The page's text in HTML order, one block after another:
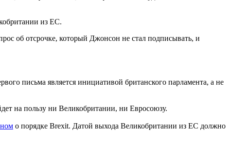
из ЕС.
об отсрочке, который Джонсон не стал подписывать, и
письма является инициативой британского парламента, а не
на пользу ни Великобритании, ни Евросоюзу.
о порядке Brexit. Датой выхода Великобритании из ЕС должно